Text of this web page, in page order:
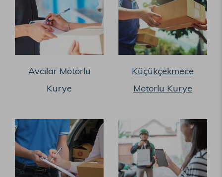
Avcılar Motorlu
Kurye
Küçükçekmece
Motorlu Kurye